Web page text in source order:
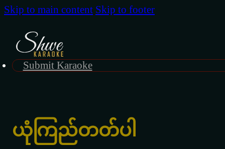
Skip to main content Skip to footer
Submit Karaoke
ယုံကြည်တတ်ပါ